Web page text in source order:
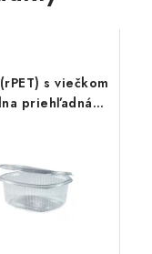
s viečkom
priehľadná